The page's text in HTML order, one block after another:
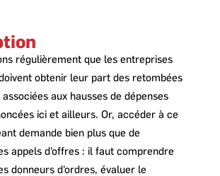
régulièrement que les entreprises
obtenir leur part des retombées
aux hausses de dépenses
ici et ailleurs. Or, accéder à ce
demande bien plus que de
appels d'offres : il faut comprendre
donneurs d'ordres, évaluer le